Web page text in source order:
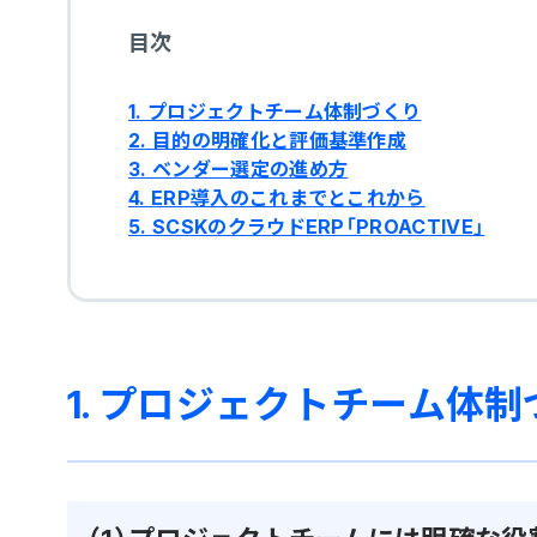
目次
1. プロジェクトチーム体制づくり
2. 目的の明確化と評価基準作成
3. ベンダー選定の進め方
4. ERP導入のこれまでとこれから
5. SCSKのクラウドERP「PROACTIVE」
1. プロジェクトチーム体制